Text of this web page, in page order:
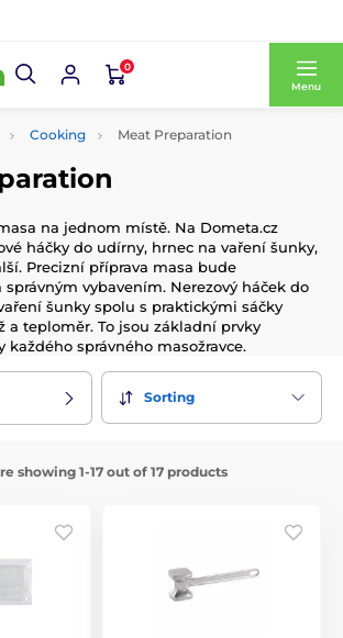
0
Menu
Cooking Meat Preparation
na jednom místě. Na Dometa.cz
háčky do udírny, hrnec na vaření šunky,
Precizní příprava masa bude
vybavením. Nerezový háček do
šunky spolu s praktickými sáčky
a teploměr. To jsou základní prvky
každého správného masožravce.
Sorting
showing 1-17 out of 17 products